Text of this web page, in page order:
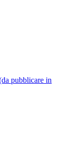
pubblicare in